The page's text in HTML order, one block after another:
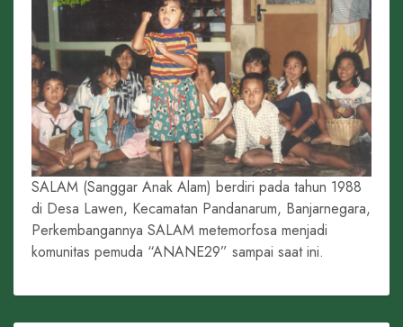
SALAM (Sanggar Anak Alam) berdiri pada tahun 1988
di Desa Lawen, Kecamatan Pandanarum, Banjarnegara,
Perkembangannya SALAM metemorfosa menjadi
komunitas pemuda “ANANE29” sampai saat ini.